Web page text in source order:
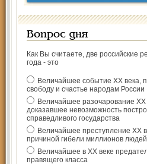
Вопрос дня
Как Вы считаете, две российские
года - это
Величайшее событие ХХ века,
свободу и счастье народам России
Величайшее разочарование ХХ
доказавшее невозможность
справедливого государства
Величайшее преступление ХХ
причиной гибели миллионов людей
Величайшее в ХХ веке
правящего класса